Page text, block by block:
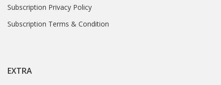
Subscription Privacy Policy
Subscription Terms & Condition
EXTRA